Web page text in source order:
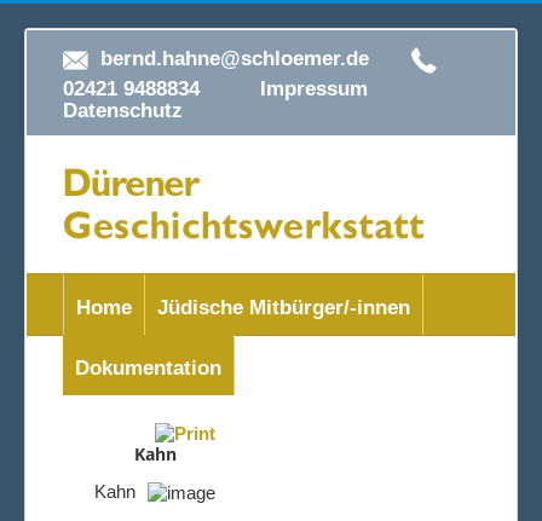
bernd.hahne@schloemer.de
02421 9488834 Impressum
Datenschutz
Home Jüdische Mitbürger/-innen
Dokumentation
Kahn
Kahn